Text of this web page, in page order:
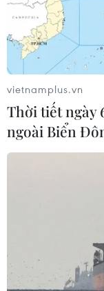
TIN LIÊN
vietnamplus.vn
Thời tiết ngày
ngoài Biển